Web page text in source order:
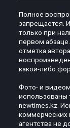
Полное
запрещается.
только при
первом
отметка
какой-либо
Фото- и
использованы
newtimes.kz.
коммерческих
агентства не